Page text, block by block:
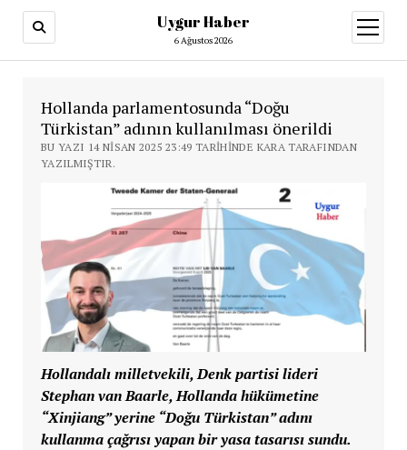
Uygur Haber
6 Ağustos 2026
aç
Hollanda parlamentosunda “Doğu
Türkistan” adının kullanılması önerildi
BU YAZI 14 NISAN 2025 23:49 TARIHINDE KARA TARAFINDAN
YAZILMIŞTIR.
Hollandalı milletvekili, Denk partisi lideri
Stephan van Baarle, Hollanda hükümetine
“Xinjiang” yerine “Doğu Türkistan” adını
kullanma çağrısı yapan bir yasa tasarısı sundu.